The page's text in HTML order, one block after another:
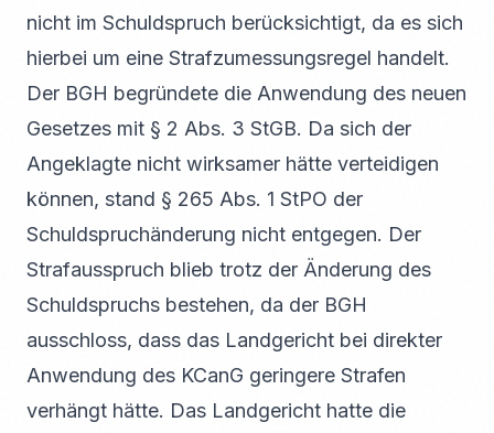
nicht im Schuldspruch berücksichtigt, da es sich
hierbei um eine Strafzumessungsregel handelt.
Der BGH begründete die Anwendung des neuen
Gesetzes mit § 2 Abs. 3 StGB. Da sich der
Angeklagte nicht wirksamer hätte verteidigen
können, stand § 265 Abs. 1 StPO der
Schuldspruchänderung nicht entgegen. Der
Strafausspruch blieb trotz der Änderung des
Schuldspruchs bestehen, da der BGH
ausschloss, dass das Landgericht bei direkter
Anwendung des KCanG geringere Strafen
verhängt hätte. Das Landgericht hatte die